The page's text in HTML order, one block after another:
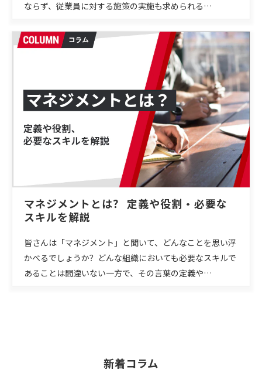
ならず、従業員に対する施策の実施も求められる…
マネジメントとは？ 定義や役割・必要な
スキルを解説
皆さんは「マネジメント」と聞いて、どんなことを思い浮
かべるでしょうか？どんな組織においても必要なスキルで
あることは間違いない一方で、その言葉の定義や…
新着コラム